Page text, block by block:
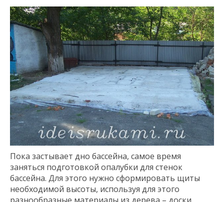
Пока застывает дно бассейна, самое время
заняться подготовкой опалубки для стенок
бассейна. Для этого нужно сформировать щиты
необходимой высоты, используя для этого